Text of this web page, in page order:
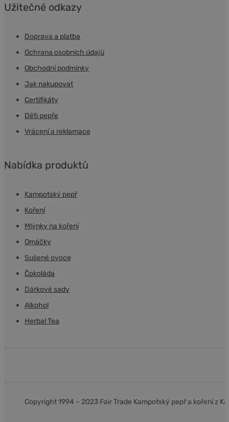
Užitečné odkazy
Doprava a platba
Ochrana osobních údajů
Obchodní podmínky
Jak nakupovat
Certifikáty
Děti pepře
Vrácení a reklamace
Nabídka produktů
Kampotský pepř
Koření
Mlýnky na koření
Omáčky
Sušené ovoce
Čokoláda
Dárkové sady
Alkohol
Herbal Tea
Copyright 1994 – 2023 Fair Trade Kampotský pepř a koření z